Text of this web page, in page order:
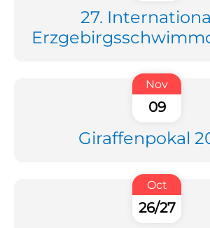
27.
Nov
09
Giraffenpokal
Oct
26/27